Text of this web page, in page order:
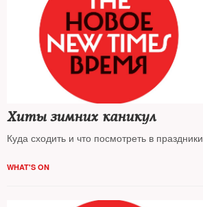
Хиты зимних каникул
Куда сходить и что посмотреть в праздники
WHAT'S ON